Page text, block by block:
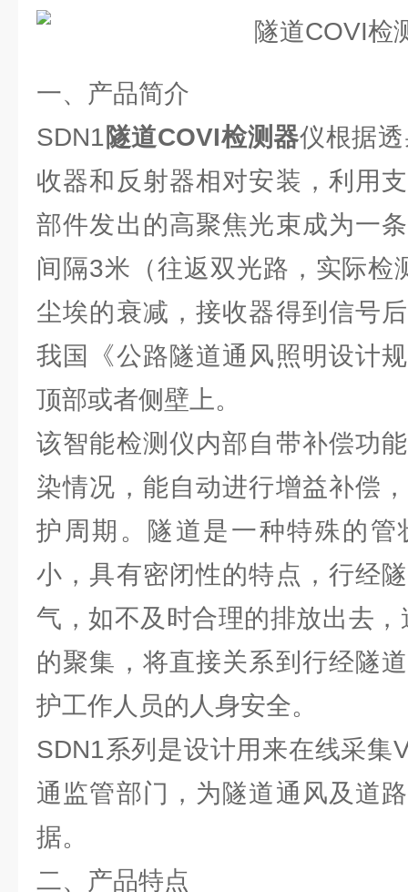
一、产品简介
SDN1隧道COVI检测器仪根据
收器和反射器相对安装，利用
部件发出的高聚焦光束成为一
间隔3米（往返双光路，实际检
尘埃的衰减，接收器得到信号
我国《公路隧道通风照明设计
顶部或者侧壁上。
该智能检测仪内部自带补偿功
染情况，能自动进行增益补偿
护周期。隧道是一种特殊的管
小，具有密闭性的特点，行经
气，如不及时合理的排放出去
的聚集，将直接关系到行经隧
护工作人员的人身安全。
SDN1系列是设计用来在线采集
通监管部门，为隧道通风及道
据。
二、产品特点